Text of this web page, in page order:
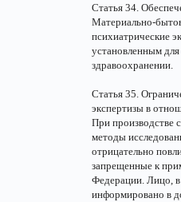
Статья 34.
Материально-
психиатрические
установленным
здравоохранении.
Статья 35.
экспертизы в
При производстве
методы
отрицательно
запрещенные к
Федерации. Лицо, в
информировано в